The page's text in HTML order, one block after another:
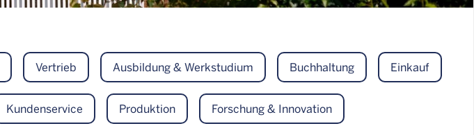
Vertrieb Ausbildung & Werkstudium Buchhaltung Einkauf
Kundenservice Produktion Forschung & Innovation